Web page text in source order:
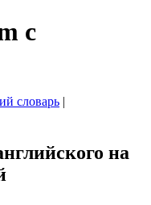
с
словарь |
на